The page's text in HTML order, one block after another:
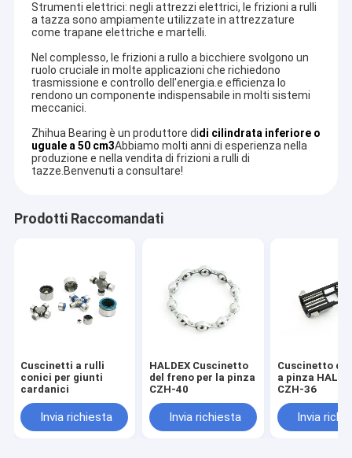
Strumenti elettrici: negli attrezzi elettrici, le frizioni a rulli
a tazza sono ampiamente utilizzate in attrezzature
come trapane elettriche e martelli.
Nel complesso, le frizioni a rullo a bicchiere svolgono un
ruolo cruciale in molte applicazioni che richiedono
trasmissione e controllo dell'energia.e efficienza lo
rendono un componente indispensabile in molti sistemi
meccanici.
Zhihua Bearing è un produttore didi cilindrata inferiore o
uguale a 50 cm3Abbiamo molti anni di esperienza nella
produzione e nella vendita di frizioni a rulli di
tazze.Benvenuti a consultare!
Prodotti Raccomandati
Cuscinetti a rulli
conici per giunti
cardanici
Invia richiesta
HALDEX Cuscinetto
del freno per la pinza
CZH-40
Invia richiesta
Cuscinetto
a pinza
CZH-36
Invia